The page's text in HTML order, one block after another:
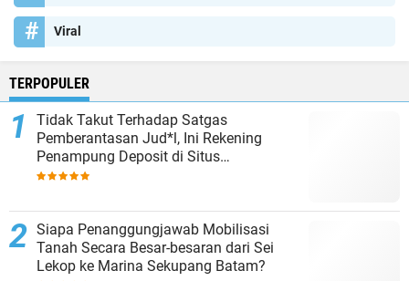
Viral
TERPOPULER
Tidak Takut Terhadap Satgas
Pemberantasan Jud*l, Ini Rekening
Penampung Deposit di Situs
MENARA4D
Siapa Penanggungjawab Mobilisasi
Tanah Secara Besar-besaran dari Sei
Lekop ke Marina Sekupang Batam?